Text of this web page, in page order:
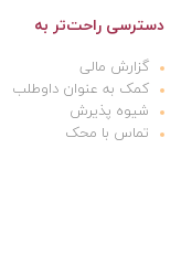
دسترسی راحت‌تر به
گزارش مالی
کمک به عنوان داوطلب
شیوه پذیرش
تماس با محک